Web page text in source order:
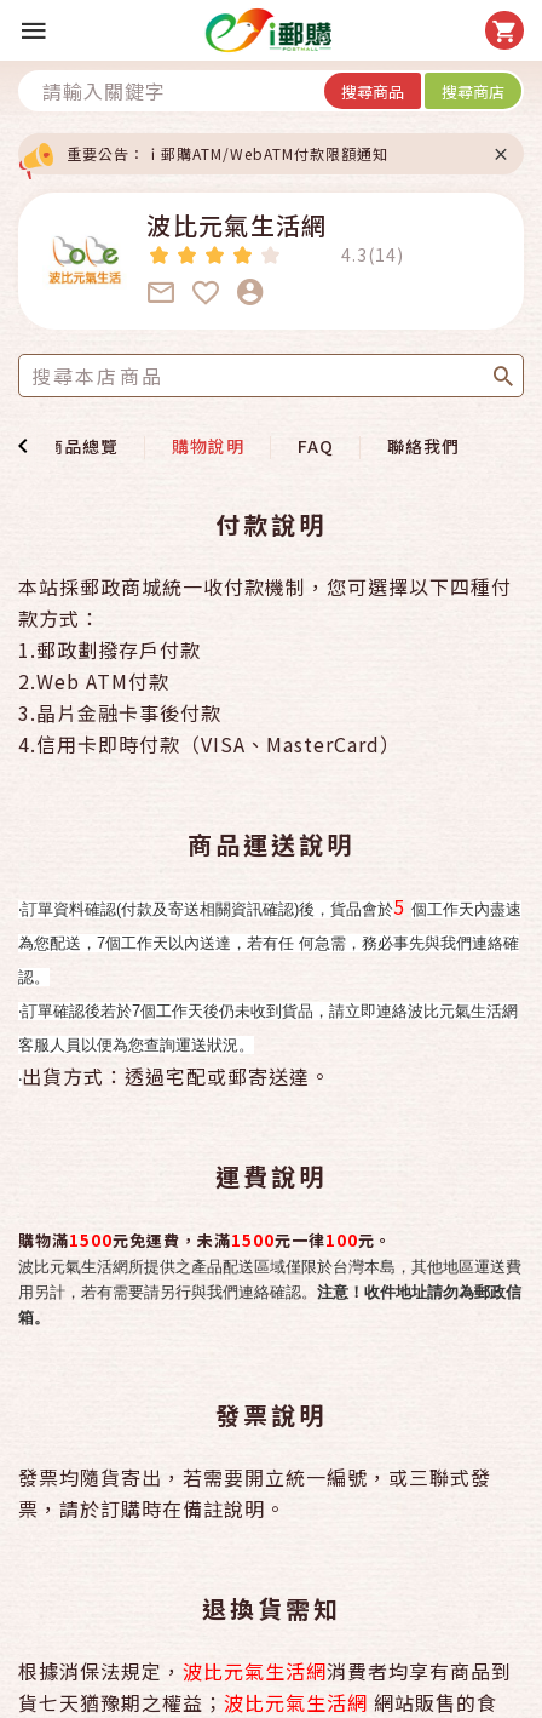
搜尋商品 搜尋商店
重要公告：ｉ郵購ATM/WebATM付款限額通知
波比元氣生活網
4.3(14)
商品總覽 購物說明 FAQ 聯絡我們
付款說明
本站採郵政商城統一收付款機制，您可選擇以下四種付
款方式：
1.郵政劃撥存戶付款
2.Web ATM付款
3.晶片金融卡事後付款
4.信用卡即時付款（VISA、MasterCard）
商品運送說明
‧訂單資料確認(付款及寄送相關資訊確認)後，貨品會於5 個工作天內盡速
為您配送，7個工作天以內送達，若有任 何急需，務必事先與我們連絡確
認。
‧訂單確認後若於7個工作天後仍未收到貨品，請立即連絡波比元氣生活網
客服人員以便為您查詢運送狀況。
‧出貨方式：透過宅配或郵寄送達。
運費說明
購物滿1500元免運費，未滿1500元一律100元。
波比元氣生活網所提供之產品配送區域僅限於台灣本島，其他地區運送費
用另計，若有需要請另行與我們連絡確認。 注意！收件地址請勿為郵政信
箱。
發票說明
發票均隨貨寄出，若需要開立統一編號，或三聯式發
票，請於訂購時在備註說明。
退換貨需知
根據消保法規定， 波比元氣生活網消費者均享有商品到
貨七天猶豫期之權益； 波比元氣生活網 網站販售的食